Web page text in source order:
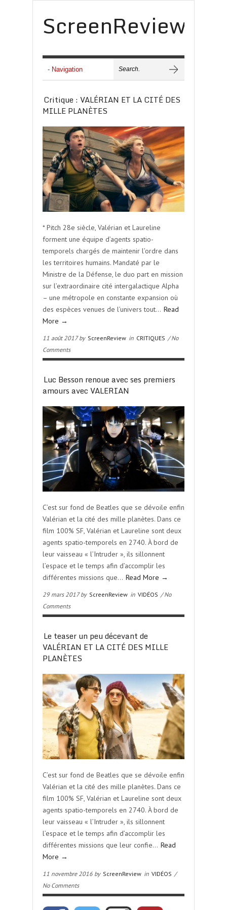
ScreenReview
Critique : VALÉRIAN ET LA CITÉ DES
MILLE PLANÈTES
* Pitch 28e siècle, Valérian et Laureline
forment une équipe d’agents spatio-
temporels chargés de maintenir l’ordre dans
les territoires humains. Mandaté par le
Ministre de la Défense, le duo part en mission
sur l’extraordinaire cité intergalactique Alpha
– une métropole en constante expansion où
des espèces venues de l’univers tout… Read
More →
11 août 2017 by ScreenReview in CRITIQUES / No
Comments
Luc Besson renoue avec ses premiers
amours avec VALERIAN
C’est sur fond de Beatles que se dévoile enfin
Valérian et la cité des mille planètes. Dans ce
film 100% SF, Valérian et Laureline sont deux
agents spatio-temporels en 2740. À bord de
leur vaisseau « l’Intruder », ils sillonnent
l’espace et le temps afin d’accomplir les
différentes missions que… Read More →
29 mars 2017 by ScreenReview in VIDÉOS / No
Comments
Le teaser un peu décevant de
VALÉRIAN ET LA CITÉ DES MILLE
PLANÈTES
C’est sur fond de Beatles que se dévoile enfin
Valérian et la cité des mille planètes. Dans ce
film 100% SF, Valérian et Laureline sont deux
agents spatio-temporels en 2740. À bord de
leur vaisseau « l’Intruder », ils sillonnent
l’espace et le temps afin d’accomplir les
différentes missions que leur confie… Read
More →
11 novembre 2016 by ScreenReview in VIDÉOS /
No Comments